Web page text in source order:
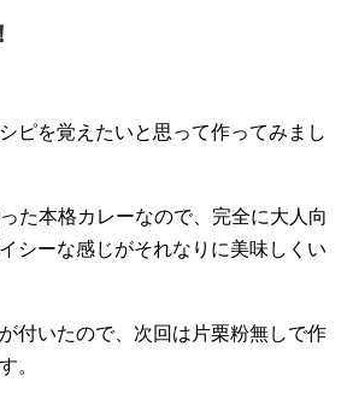
ピを覚えたいと思って作ってみまし
た本格カレーなので、完全に大人向
シーな感じがそれなりに美味しくい
付いたので、次回は片栗粉無しで作
。